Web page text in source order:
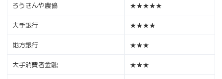
ろうきんや農協 ★★★★★
大手銀行 ★★★★
地方銀行 ★★★
大手消費者金融 ★★★